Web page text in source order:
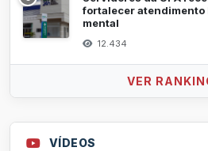
fortalecer atendimento
mental
12.434
VER
VÍDEOS